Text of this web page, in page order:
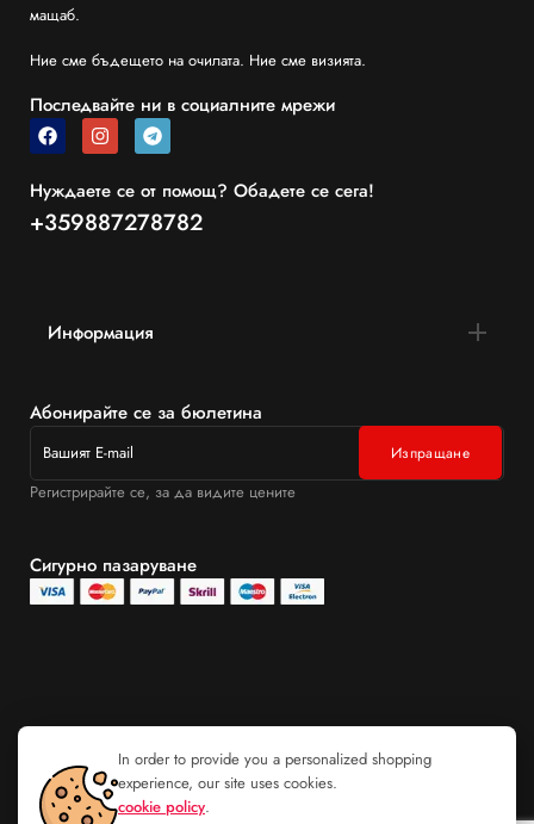
мащаб.
Ние сме бъдещето на очилата. Ние сме визията.
Последвайте ни в социалните мрежи
Нуждаете се от помощ? Обадете се сега!
+359887278782
Информация
Абонирайте се за бюлетина
Регистрирайте се, за да видите цените
Сигурно пазаруване
In order to provide you a personalized shopping
experience, our site uses cookies.
cookie policy.